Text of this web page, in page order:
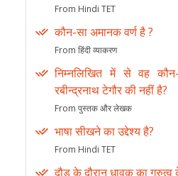
From Hindi TET
कौन-सा अमानक वर्ण है ?
From हिंदी व्याकरण
निम्नलिखित में से वह
रबीन्द्रनाथ टेगौर की नहीं है?
From पुस्तक और लेखक
भाषा सीखने का उद्देश्य है?
From Hindi TET
दौड़ के दौरान धावक का गुरुत्व